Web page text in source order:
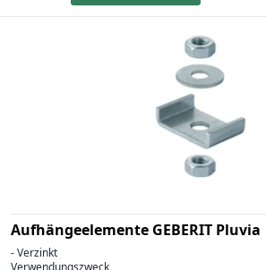
Aufhängeelemente GEBERIT Pluvia
- Verzinkt
Verwendungszweck